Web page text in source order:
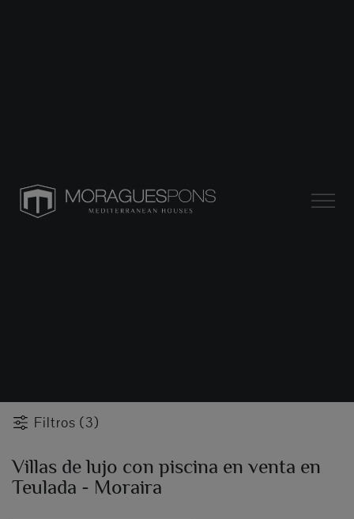
Filtros (3)
Villas de lujo con piscina en venta en
Teulada - Moraira